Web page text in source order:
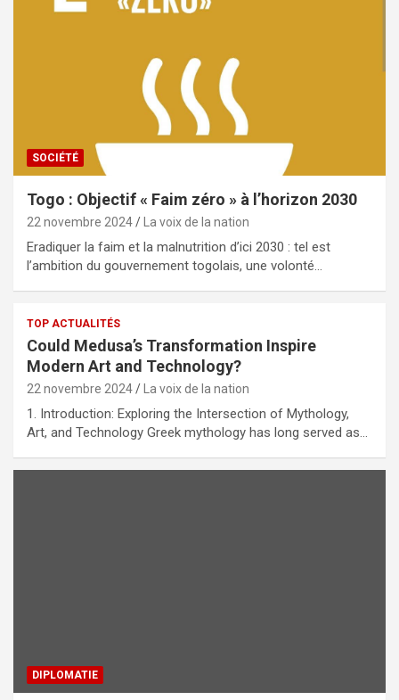
SOCIÉTÉ
Togo : Objectif « Faim zéro » à l’horizon 2030
22 novembre 2024 La voix de la nation
Eradiquer la faim et la malnutrition d’ici 2030 : tel est
l’ambition du gouvernement togolais, une volonté…
TOP ACTUALITÉS
Could Medusa’s Transformation Inspire
Modern Art and Technology?
22 novembre 2024 La voix de la nation
1. Introduction: Exploring the Intersection of Mythology,
Art, and Technology Greek mythology has long served as…
DIPLOMATIE